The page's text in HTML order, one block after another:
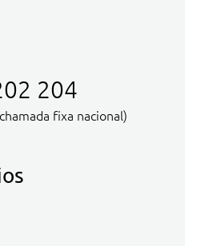
204
fixa nacional)